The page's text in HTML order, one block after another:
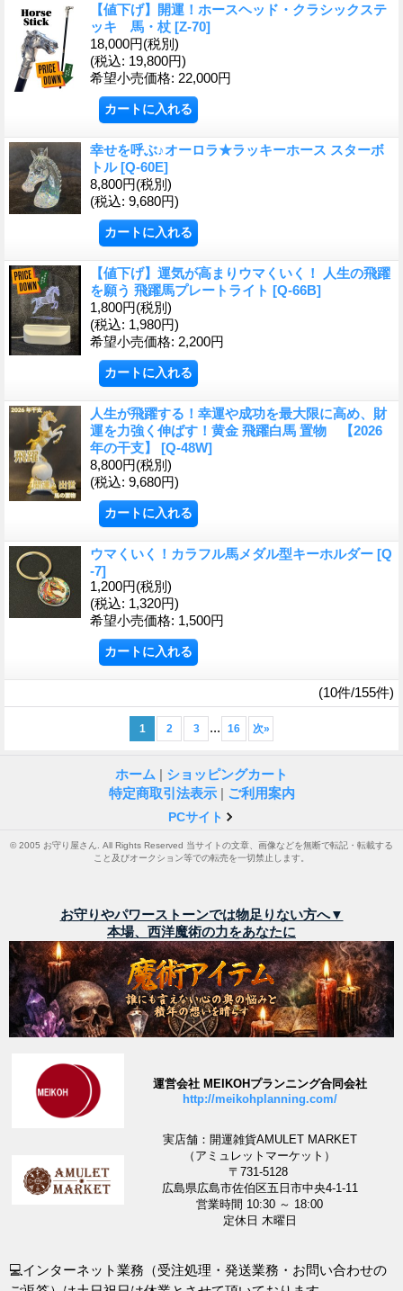
【値下げ】開運！ホースヘッド・クラシックステ
ッキ 馬・杖 [Z-70]
18,000円(税別)
(税込: 19,800円)
希望小売価格: 22,000円
幸せを呼ぶ♪オーロラ★ラッキーホース スターボ
トル[Q-60E]
8,800円(税別)
(税込: 9,680円)
【値下げ】運気が高まりウマくいく！ 人生の飛躍
を願う 飛躍馬プレートライト [Q-66B]
1,800円(税別)
(税込: 1,980円)
希望小売価格: 2,200円
人生が飛躍する！幸運や成功を最大限に高め、財
運を力強く伸ばす！黄金 飛躍白馬 置物 【2026
年の干支】 [Q-48W]
8,800円(税別)
(税込: 9,680円)
ウマくいく！カラフル馬メダル型キーホルダー [Q
-7]
1,200円(税別)
(税込: 1,320円)
希望小売価格: 1,500円
(10件/155件)
1 2 3 ... 16 次»
ホーム | ショッピングカート
特定商取引法表示 | ご利用案内
PCサイト
© 2005 お守り屋さん. All Rights Reserved 当サイトの文章、画像などを無断で転記・転載する
こと及びオークション等での転売を一切禁止します。
お守りやパワーストーンでは物足りない方へ▼
本場、西洋魔術の力をあなたに
運営会社 MEIKOHプランニング合同会社
http://meikohplanning.com/
実店舗：開運雑貨AMULET MARKET
（アミュレットマーケット）
〒731-5128
広島県広島市佐伯区五日市中央4-1-11
営業時間 10:30 ～ 18:00
定休日 木曜日
💻インターネット業務（受注処理・発送業務・お問い合わせの